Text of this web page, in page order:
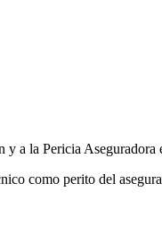
a la Pericia
como perito del